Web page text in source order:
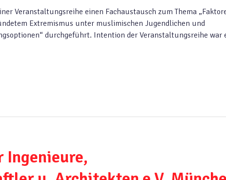
Veranstaltungsreihe einen Fachaustausch zum Thema
Extremismus unter muslimischen Jugendlichen und
durchgeführt. Intention der Veranstaltungsreihe war
Ingenieure,